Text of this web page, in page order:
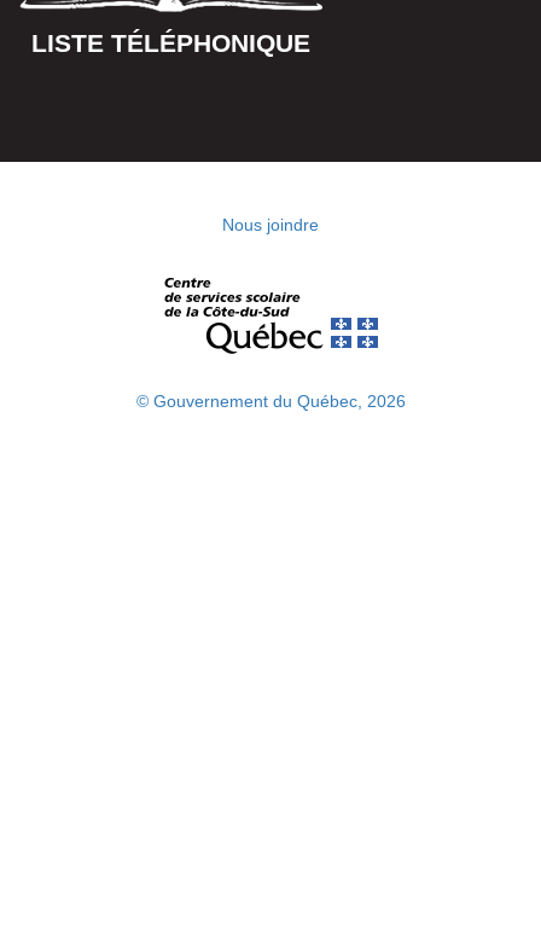
LISTE TÉLÉPHONIQUE
Nous joindre
© Gouvernement du Québec, 2026